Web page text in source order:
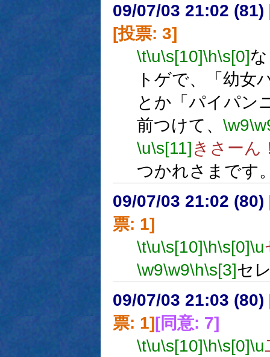
09/07/03 21:02 (81)
[投票: 3]
\t\u\s[10]\h\s[0]
トゲで、「幼女
とか「パイパン
前つけて、 \w9
\u\s[11]きさーん
つかれさまです
09/07/03 21:02 (80)
票: 1]
\t\u\s[10]\h\s[0]\u
\w9\w9\h\s[3]セ
09/07/03 21:03 (80)
票: 1][同意: 7]
\t\u\s[10]\h\s[0]\u